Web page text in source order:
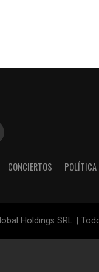
CONCIERTOS POLÍTICA
Holdings SRL. |